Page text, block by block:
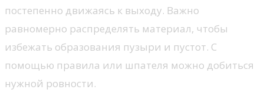
постепенно движаясь к выходу. Важно
равномерно распределять материал, чтобы
избежать образования пузыри и пустот. С
помощью правила или шпателя можно добиться
нужной ровности.